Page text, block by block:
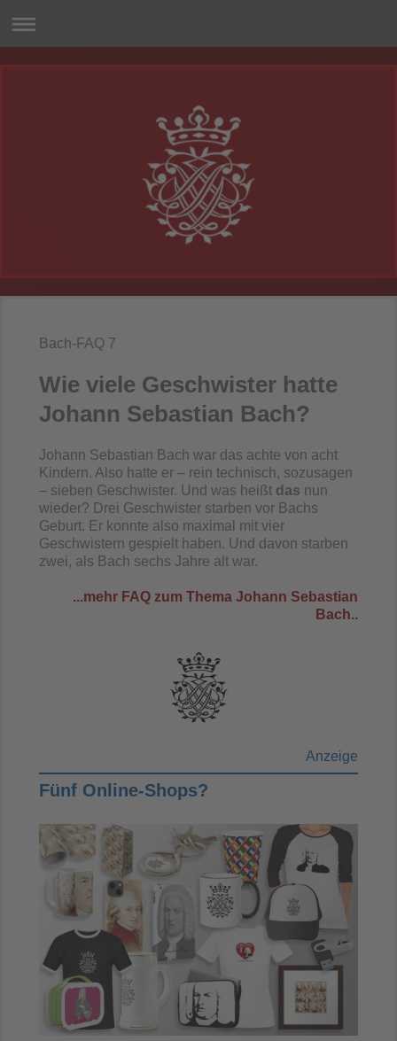
Bach-FAQ 7
Wie viele Geschwister hatte
Johann Sebastian Bach?
Johann Sebastian Bach war das achte von acht
Kindern. Also hatte er – rein technisch, sozusagen
– sieben Geschwister. Und was heißt das nun
wieder? Drei Geschwister starben vor Bachs
Geburt. Er konnte also maximal mit vier
Geschwistern gespielt haben. Und davon starben
zwei, als Bach sechs Jahre alt war.
...mehr FAQ zum Thema Johann Sebastian
Bach..
Anzeige
Fünf Online-Shops?